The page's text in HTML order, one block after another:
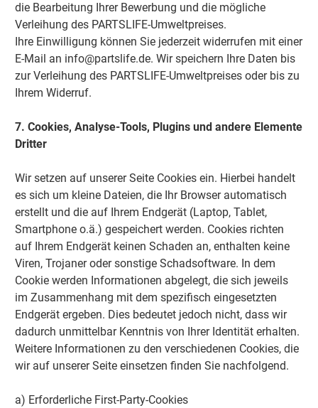
die Bearbeitung Ihrer Bewerbung und die mögliche
Verleihung des PARTSLIFE-Umweltpreises.
Ihre Einwilligung können Sie jederzeit widerrufen mit einer
E-Mail an info@partslife.de. Wir speichern Ihre Daten bis
zur Verleihung des PARTSLIFE-Umweltpreises oder bis zu
Ihrem Widerruf.
7. Cookies, Analyse-Tools, Plugins und andere Elemente
Dritter
Wir setzen auf unserer Seite Cookies ein. Hierbei handelt
es sich um kleine Dateien, die Ihr Browser automatisch
erstellt und die auf Ihrem Endgerät (Laptop, Tablet,
Smartphone o.ä.) gespeichert werden. Cookies richten
auf Ihrem Endgerät keinen Schaden an, enthalten keine
Viren, Trojaner oder sonstige Schadsoftware. In dem
Cookie werden Informationen abgelegt, die sich jeweils
im Zusammenhang mit dem spezifisch eingesetzten
Endgerät ergeben. Dies bedeutet jedoch nicht, dass wir
dadurch unmittelbar Kenntnis von Ihrer Identität erhalten.
Weitere Informationen zu den verschiedenen Cookies, die
wir auf unserer Seite einsetzen finden Sie nachfolgend.
a) Erforderliche First-Party-Cookies